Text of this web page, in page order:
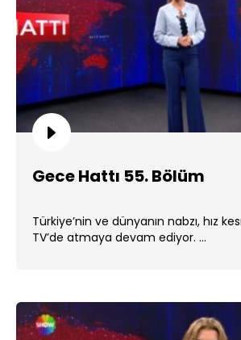
Gece Hattı 55. Bölüm
Türkiye’nin ve dünyanın nabzı, hız
TV’de atmaya devam ediyor. ...